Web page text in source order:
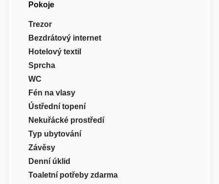
Pokoje
Trezor
Bezdrátový internet
Hotelový textil
Sprcha
WC
Fén na vlasy
Ústřední topení
Nekuřácké prostředí
Typ ubytování
Závěsy
Denní úklid
Toaletní potřeby zdarma